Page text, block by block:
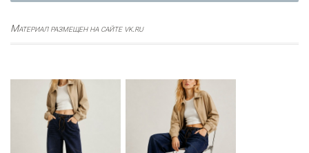
Материал размещен на сайте vk.ru